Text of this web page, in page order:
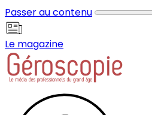
Passer au contenu
Le magazine
Panneau de gestion des cookies